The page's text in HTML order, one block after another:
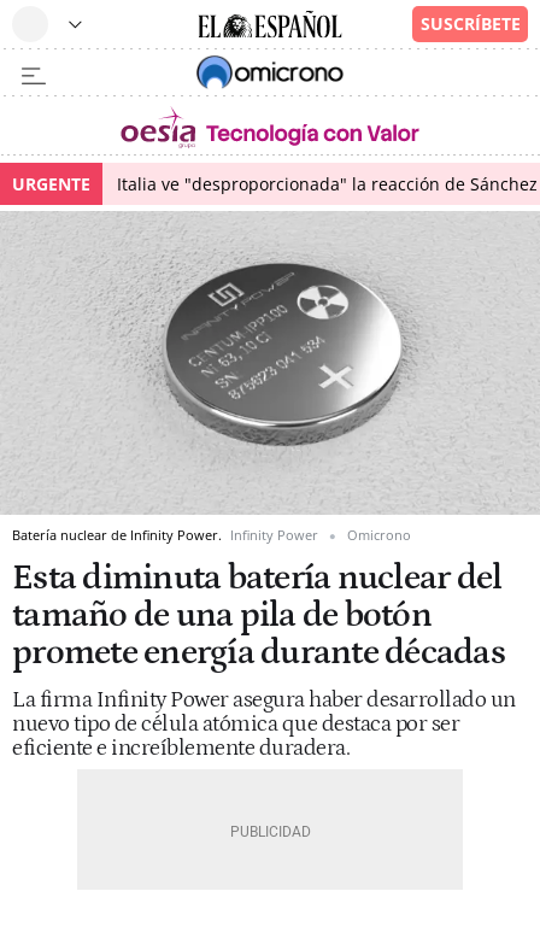
URGENTE Italia ve "desproporcionada" la reacción de
Batería nuclear de Infinity Power. Infinity Power Omicrono
Esta diminuta batería nuclear del
tamaño de una pila de botón
promete energía durante décadas
La firma Infinity Power asegura haber desarrollado un
nuevo tipo de célula atómica que destaca por ser
eficiente e increíblemente duradera.